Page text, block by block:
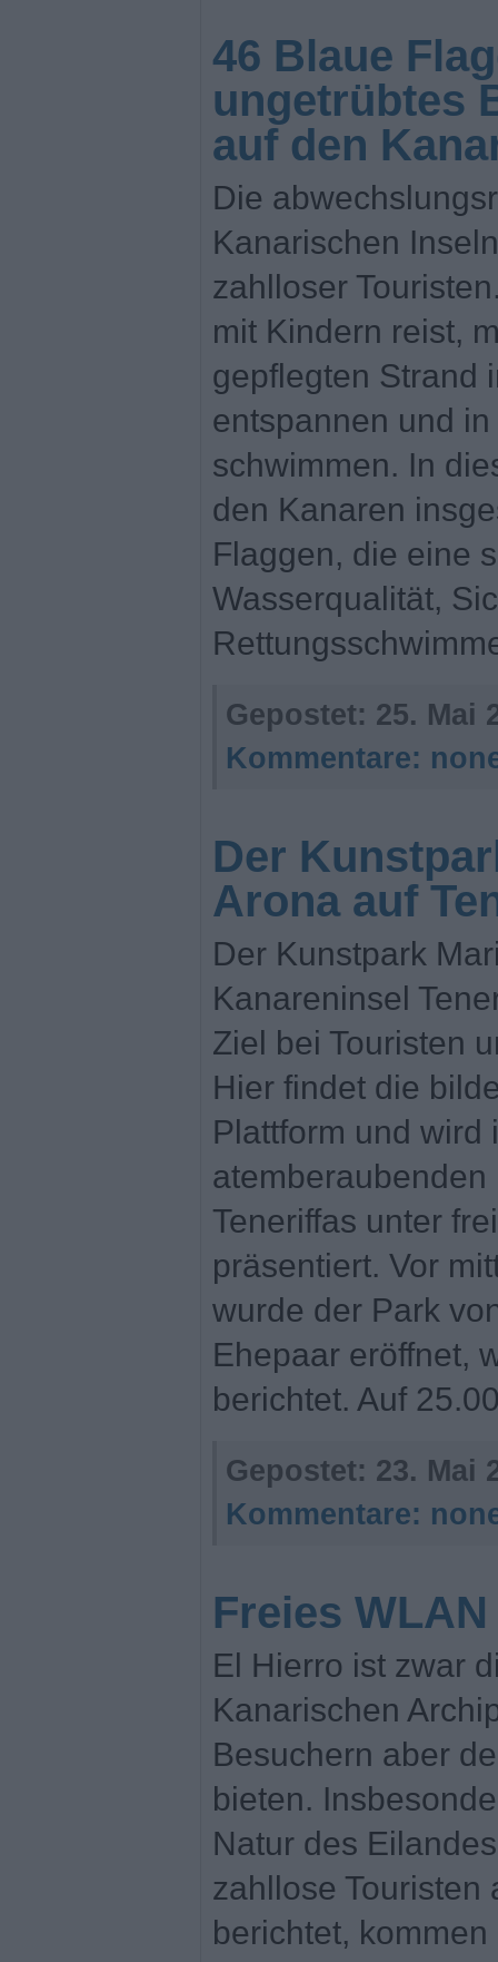
46 Blaue
ungetrübtes
auf den
Die
Kanarischen
zahlloser
mit Kindern reist,
gepflegten Strand
entspannen und
schwimmen. In
den Kanaren
Flaggen, die eine
Wasserqualität,
Gepostet: 25. Mai
Kommentare:
Der
Arona auf
Der Kunstpark
Kanareninsel
Ziel bei Touristen
Hier findet die
Plattform und wird
Teneriffas unter
präsentiert. Vor
wurde der Park
Ehepaar eröffnet,
berichtet. Auf
Gepostet: 23. Mai
Kommentare:
Freies
El Hierro ist zwar
Kanarischen
Besuchern aber
bieten.
Natur des
zahllose Touristen
berichtet,